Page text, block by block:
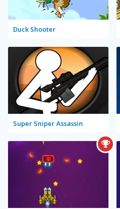
Duck Shooter
Super Sniper Assassin